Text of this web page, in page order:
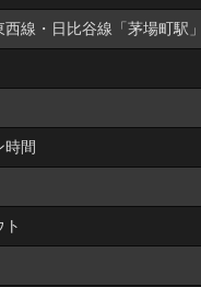
西線・日比谷線「茅場町駅
時間